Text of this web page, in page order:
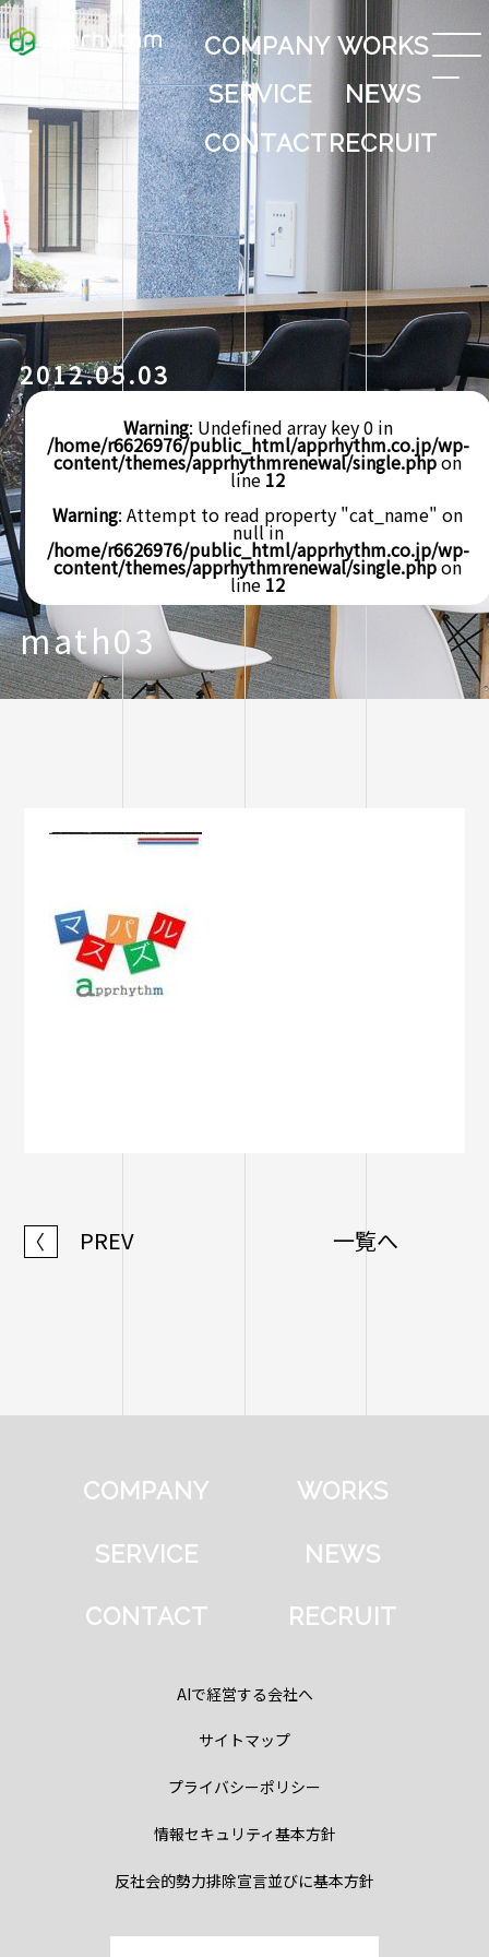
COMPANY WORKS
SERVICE
NEWS
CONTACTRECRUIT
2012.05.03
Warning: Undefined array key 0 in
/home/r6626976/public_html/apprhythm.co.jp/wp-
content/themes/apprhythmrenewal/single.phpon
line 12
Warning: Attempt to read property "cat_name" on
null in
/home/r6626976/public_html/apprhythm.co.jp/wp-
content/themes/apprhythmrenewal/single.phpon
line 12
math03
〈 PREV 一覧へ
COMPANY WORKS
SERVICE NEWS
CONTACT RECRUIT
AIで経営する会社へ
サイトマップ
プライバシーポリシー
情報セキュリティ基本方針
反社会的勢力排除宣言並びに基本方針